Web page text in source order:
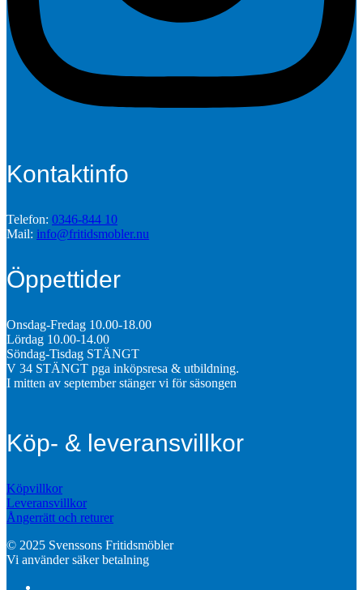
Kontaktinfo
Telefon: 0346-844 10
Mail: info@fritidsmobler.nu
Öppettider
Onsdag-Fredag 10.00-18.00
Lördag 10.00-14.00
Söndag-Tisdag STÄNGT
V 34 STÄNGT pga inköpsresa & utbildning.
I mitten av september stänger vi för säsongen
Köp- & leveransvillkor
Köpvillkor
Leveransvillkor
Ångerrätt och returer
© 2025 Svenssons Fritidsmöbler
Vi använder säker betalning